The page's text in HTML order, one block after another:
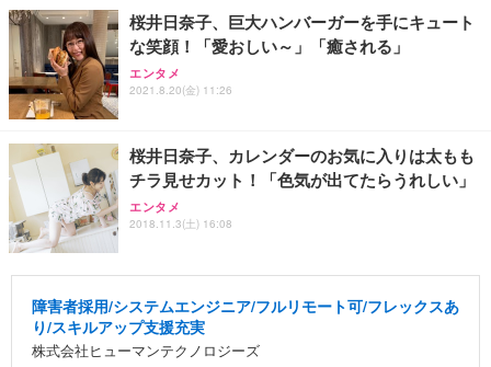
桜井日奈子、巨大ハンバーガーを手にキュート
な笑顔！「愛おしい～」「癒される」
エンタメ
2021.8.20(金) 11:26
桜井日奈子、カレンダーのお気に入りは太もも
チラ見せカット！「色気が出てたらうれしい」
エンタメ
2018.11.3(土) 16:08
障害者採用/システムエンジニア/フルリモート可/フレックスあ
り/スキルアップ支援充実
株式会社ヒューマンテクノロジーズ